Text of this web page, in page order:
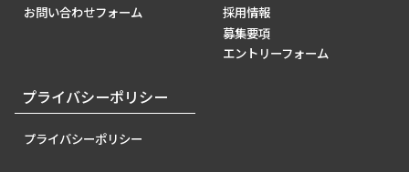
お問い合わせフォーム
採用情報
募集要項
エントリーフォーム
プライバシーポリシー
プライバシーポリシー